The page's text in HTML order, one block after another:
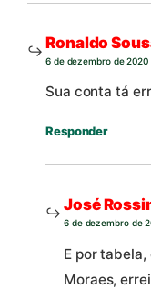
Ronaldo
6 de dezembro de 2020
Sua conta tá
Responder
José
6 de dezembro de
E por
Moraes,